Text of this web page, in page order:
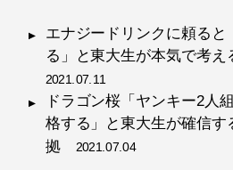
エナジードリンクに頼ると
る」と東大生が本気で考
2021.07.11
ドラゴン桜「ヤンキー2人
格する」と東大生が確信す
拠 2021.07.04